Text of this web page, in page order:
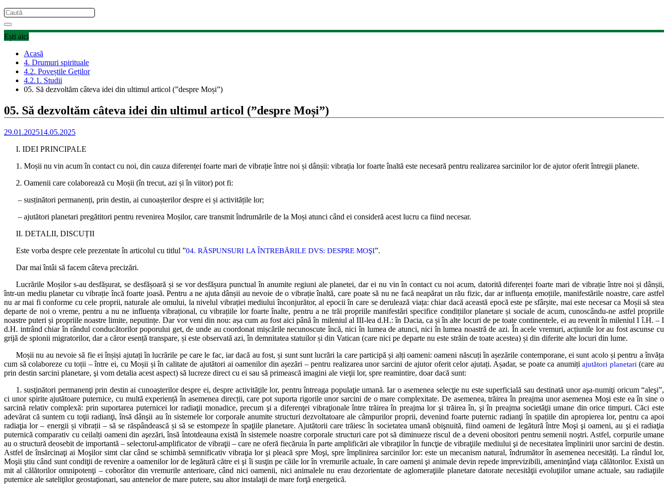
Ești aici
Acasă
4. Drumuri spirituale
4.2. Poveștile Geților
4.2.1. Studii
05. Să dezvoltăm câteva idei din ultimul articol (”despre Moși”)
05. Să dezvoltăm câteva idei din ultimul articol (”despre Moși”)
29.01.202514.05.2025
I. IDEI PRINCIPALE
1. Moșii nu vin acum în contact cu noi, din cauza diferenței foarte mari de vibrație între noi și dânșii: vibrația lor foarte înaltă este necesară pentru realizarea sarcinilor lor de ajutor oferit întregii planete.
2. Oamenii care colaborează cu Moșii (în trecut, azi și în viitor) pot fi:
– susținători permanenți, prin destin, ai cunoașterilor despre ei și activitățile lor;
– ajutători planetari pregătitori pentru revenirea Moșilor, care transmit îndrumările de la Moși atunci când ei consideră acest lucru ca fiind necesar.
II. DETALII, DISCUȚII
Este vorba despre cele prezentate în articolul cu titlul ”04. RĂSPUNSURI LA ÎNTREBĂRILE DVS: DESPRE MOŞI”.
Dar mai întâi să facem câteva precizări.
Lucrările Moșilor s-au desfășurat, se desfășoară și se vor desfășura punctual în anumite regiuni ale planetei, dar ei nu vin în contact cu noi acum, datorită diferenței foarte mari de vibrație între noi și dânșii,
într-un mediu planetar cu vibrație încă foarte joasă. Pentru a ne ajuta dânșii au nevoie de o vibrație înaltă, care poate să nu ne facă neapărat un rău fizic, dar ar influența emoțiile, manifestările noastre, care astfel
nu ar mai fi conforme cu cele proprii, naturale ale omului, la nivelul vibrației mediului înconjurător, al epocii în care se derulează viața: chiar dacă această epocă este pe sfârșite, mai este necesar ca Moșii să stea
departe de noi o vreme, pentru a nu ne influența vibrațional, cu vibrațiile lor foarte înalte, pentru a ne trăi propriile manifestări specifice condițiilor planetare și sociale de acum, cunoscându-ne astfel propriile
noastre puteri și propriile noastre limite, neputințe. Dar vor veni din nou: așa cum au fost aici până în mileniul al III-lea d.H.: în Dacia, ca și în alte locuri de pe toate continentele, ei au revenit în mileniul I î.H. – I
d.H. intrând chiar în rândul conducătorilor poporului get, de unde au coordonat mișcările necunoscute încă, nici în lumea de atunci, nici în lumea noastră de azi. În acele vremuri, acțiunile lor au fost ascunse cu
grijă de spionii migratorilor, dar a căror esență transpare, și este observată azi, în demnitatea statuilor și din Vatican (care nici pe departe nu este străin de toate acestea) și din diferite alte locuri din lume.
Moșii nu au nevoie să fie ei înșiși ajutați în lucrările pe care le fac, iar dacă au fost, și sunt sunt lucrări la care participă și alți oameni: oameni născuți în așezările contemporane, ei sunt acolo și pentru a învăța
cum să colaboreze cu toții – între ei, cu Moșii și în calitate de ajutători ai oamenilor din așezări – pentru realizarea unor sarcini de ajutor oferit celor ajutați. Așadar, se poate ca anumițiajutători planetari (care au
prin destin sarcini planetare, şi vom detalia acest aspect) să lucreze direct cu ei sau să primească imagini ale vieţii lor, spre reamintire, doar dacă sunt:
1. susţinători permanenţi prin destin ai cunoaşterilor despre ei, despre activităţile lor, pentru întreaga populaţie umană. Iar o asemenea selecţie nu este superficială sau destinată unor aşa-numiţi oricum “aleşi”,
ci unor spirite ajutătoare puternice, cu multă experiență în asemenea direcții, care pot suporta rigorile unor sarcini de o mare complexitate. De asemenea, trăirea în preajma unor asemenea Moşi este ea în sine o
sarcină relativ complexă: prin suportarea puternicei lor radiaţii monadice, precum şi a diferenţei vibraţionale între trăirea în preajma lor şi trăirea în, şi în preajma societăţii umane din orice timpuri. Căci este
adevărat că suntem cu toţii radianţi, însă dânşii au în sistemele lor corporale anumite structuri dezvoltatoare ale câmpurilor proprii, devenind foarte puternic radianţi în spațiile din apropierea lor, pentru ca apoi
radiaţia lor – energii și vibrații – să se răspândească și să se estompeze în spaţiile planetare. Ajutătorii care trăiesc în societatea umană obişnuită, fiind oameni de legătură între Moşi şi oameni, au şi ei radiaţia
puternică comparativ cu ceilalți oameni din aşezări, însă întotdeauna există în sistemele noastre corporale structuri care pot să diminueze riscul de a deveni obositori pentru semenii noştri. Astfel, corpurile umane
au o structură deosebit de importantă – selectorul-amplificator de vibraţii – care ne oferă fiecăruia în parte amplificări ale vibraţiilor în funcţie de vibraţiile mediului şi de necesitatea împlinirii unor sarcini de destin.
Astfel de însărcinaţi ai Moşilor simt clar când se schimbă semnificativ vibraţia lor şi pleacă spre Moşi, spre împlinirea sarcinilor lor: este un mecanism natural, îndrumător în asemenea necesități. La rândul lor,
Moşii ştiu când sunt condiţii de revenire a oamenilor lor de legătură către ei şi îi susţin pe căile lor în vremurile actuale, în care oameni şi animale devin repede imprevizibili, ameninţând viaţa călătorilor. Există un
mit al călătorilor omnipotenţi – coborâtor din vremurile anterioare, când nici oamenii, nici animalele nu erau dezorientate de aglomeraţiile planetare datorate necesităţii evoluţiilor umane actuale, sau radiaţiile
puternice ale sateliţilor geostaţionari, sau antenelor de mare putere, sau altor instalaţii de mare forţă energetică.